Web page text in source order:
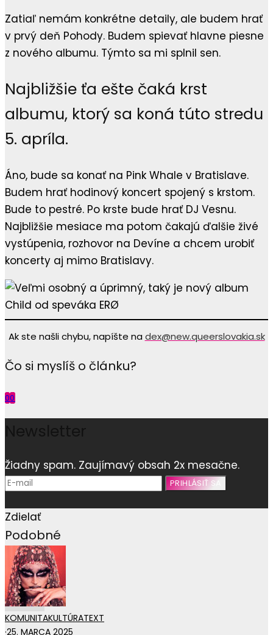
Zatiaľ nemám konkrétne detaily, ale budem hrať
v prvý deň Pohody. Budem spievať hlavne piesne
z nového albumu. Týmto sa mi splnil sen.
Najbližšie ťa ešte čaká krst
albumu, ktorý sa koná túto stredu
5. apríla.
Áno, bude sa konať na Pink Whale v Bratislave.
Budem hrať hodinový koncert spojený s krstom.
Bude to pestré. Po krste bude hrať DJ Vesnu.
Najbližšie mesiace ma potom čakajú ďalšie živé
vystúpenia, rozhovor na Devíne a chcem urobiť
koncerty aj mimo Bratislavy.
Ak ste našli chybu, napíšte na dex@new.queerslovakia.sk
Čo si myslíš o článku?
00
Žiadny spam. Zaujímavý obsah 2x mesačne.
Zdielať
Podobné
KOMUNITAKULTÚRATEXT
·25. MARCA 2025